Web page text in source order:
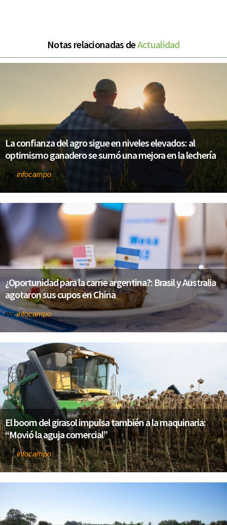
Notas relacionadas deActualidad
La confianza del agro sigue en niveles elevados: al
optimismo ganadero se sumó una mejora en la lechería
Por infocampo
¿Oportunidad para la carne argentina?: Brasil y Australia
agotaron sus cupos en China
Porinfocampo
El boom del girasol impulsa también a la maquinaria:
“Movió la aguja comercial”
Por infocampo